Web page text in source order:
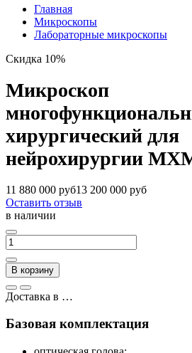
Главная
Микроскопы
Лабораторные микроскопы
Скидка 10%
Микроскоп
хирургический для
нейрохирургии
11 880 000 руб13 200 000 руб
Оставить отзыв
в наличии
В корзину
Доставка в …
Базовая комплектация